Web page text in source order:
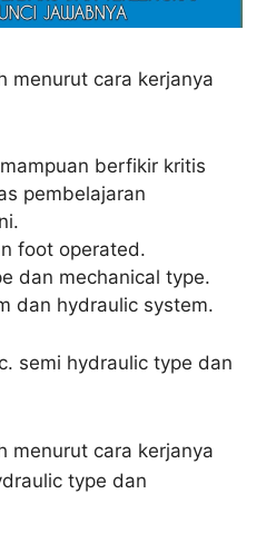
menurut cara kerjanya
berfikir kritis
pembelajaran
foot operated.
dan mechanical type.
dan hydraulic system.
semi hydraulic type dan
menurut cara kerjanya
type dan